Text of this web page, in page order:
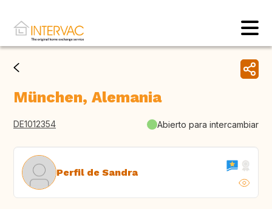
München, Alemania
DE1012354 Abierto para intercambiar
Perfil de Sandra